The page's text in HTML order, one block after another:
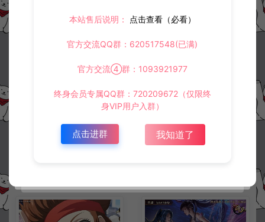
江湖墨迹大侠-登录弹出 WE
战神引擎传奇手游白猪G2.5
教程
战神引擎专区
本站售后说明： 点击查看（必看）
官方交流QQ群：620517548(已满)
官方交流④群：1093921977
终身会员专属QQ群：720209672（仅限终
身VIP用户入群）
点击进群 我知道了